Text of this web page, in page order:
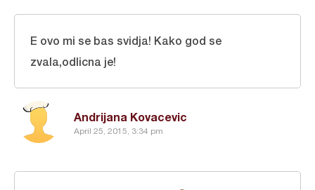
Andrijana Kovacevic
April 25, 2015, 3:34 pm
E ovo mi se bas svidja! Kako god se
zvala,odlicna je!